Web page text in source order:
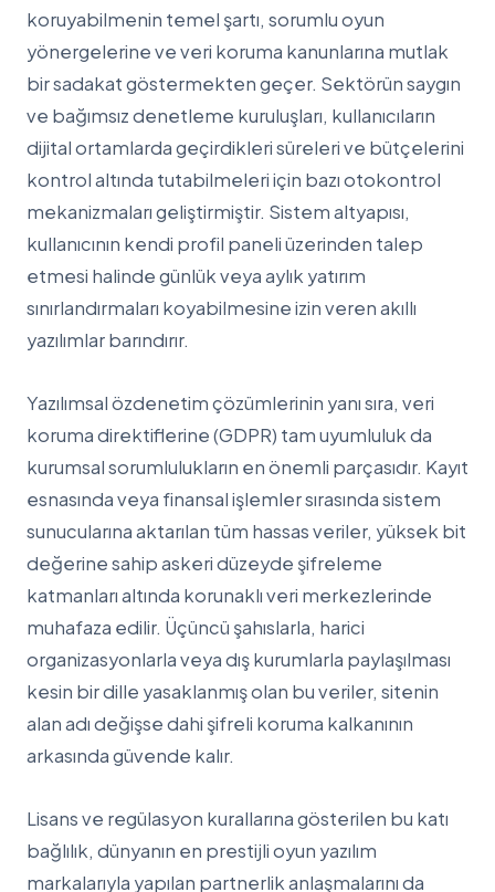
koruyabilmenin temel şartı, sorumlu oyun
yönergelerine ve veri koruma kanunlarına mutlak
bir sadakat göstermekten geçer. Sektörün saygın
ve bağımsız denetleme kuruluşları, kullanıcıların
dijital ortamlarda geçirdikleri süreleri ve bütçelerini
kontrol altında tutabilmeleri için bazı otokontrol
mekanizmaları geliştirmiştir. Sistem altyapısı,
kullanıcının kendi profil paneli üzerinden talep
etmesi halinde günlük veya aylık yatırım
sınırlandırmaları koyabilmesine izin veren akıllı
yazılımlar barındırır.
Yazılımsal özdenetim çözümlerinin yanı sıra, veri
koruma direktiflerine (GDPR) tam uyumluluk da
kurumsal sorumlulukların en önemli parçasıdır. Kayıt
esnasında veya finansal işlemler sırasında sistem
sunucularına aktarılan tüm hassas veriler, yüksek bit
değerine sahip askeri düzeyde şifreleme
katmanları altında korunaklı veri merkezlerinde
muhafaza edilir. Üçüncü şahıslarla, harici
organizasyonlarla veya dış kurumlarla paylaşılması
kesin bir dille yasaklanmış olan bu veriler, sitenin
alan adı değişse dahi şifreli koruma kalkanının
arkasında güvende kalır.
Lisans ve regülasyon kurallarına gösterilen bu katı
bağlılık, dünyanın en prestijli oyun yazılım
markalarıyla yapılan partnerlik anlaşmalarını da